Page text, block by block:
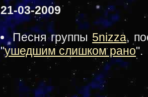
21-03-2009
Песня группы 5nizza,
"ушедшим слишком рано".